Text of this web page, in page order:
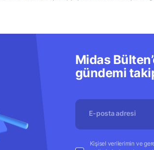
Midas
gündemi
Kişisel verilerimin ve